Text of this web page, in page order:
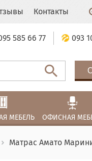
Контакты
585 66 77 093
МЕБЕЛЬ ОФИСНАЯ
Матрас Амато